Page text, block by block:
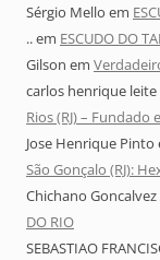
Sérgio Mello em
..em ESCUDO DO
Gilson em
carlos henrique leite
Rios (RJ) – Fundado
Jose Henrique Pinto
São Gonçalo (RJ):
Chichano Goncalvez
DO RIO
SEBASTIAO